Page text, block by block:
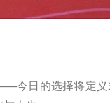
今日的选择将定